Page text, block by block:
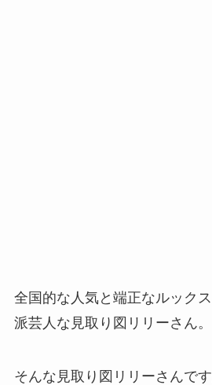
全国的な人気と端正なルック
派芸人な見取り図リリーさん。
そんな見取り図リリーさんで